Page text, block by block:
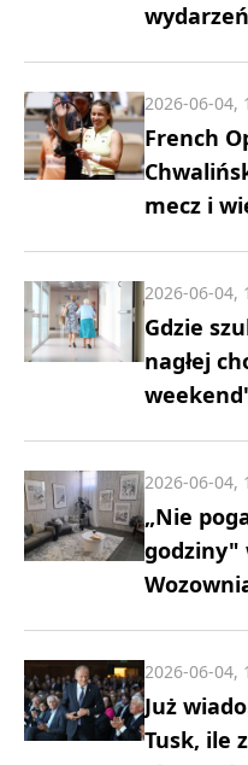
French
mecz i
2026-06-04,
Gdzie
nagłej
2026-06-04,
„Nie
godziny"
2026-06-04,
Już
Tusk, ile
2026-06-04,